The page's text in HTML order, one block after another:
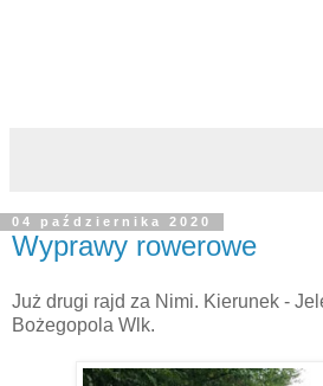
04 października 2020
Wyprawy rowerowe
Już drugi rajd za Nimi. Kierunek -
Bożegopola Wlk.